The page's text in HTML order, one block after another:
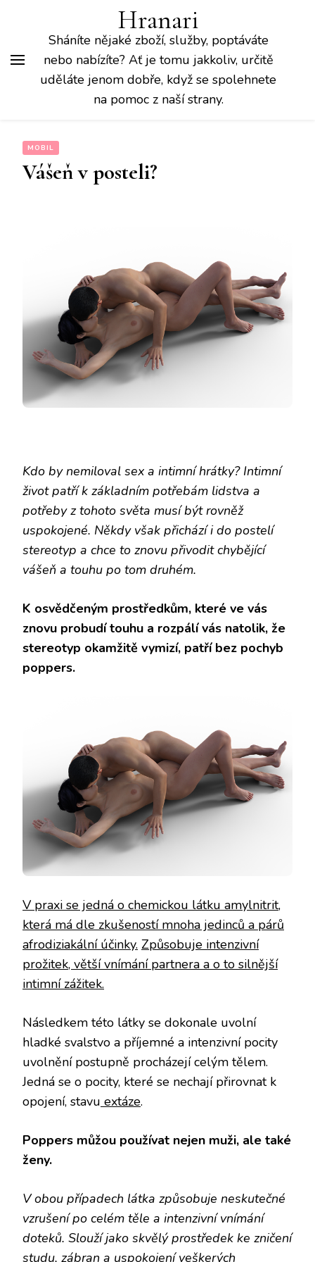
Hranari
Sháníte nějaké zboží, služby, poptáváte
nebo nabízíte? Ať je tomu jakkoliv, určitě
uděláte jenom dobře, když se spolehnete
na pomoc z naší strany.
MOBIL
Vášeň v posteli?
Kdo by nemiloval sex a intimní hrátky? Intimní
život patří k základním potřebám lidstva a
potřeby z tohoto světa musí být rovněž
uspokojené. Někdy však přichází i do postelí
stereotyp a chce to znovu přivodit chybějící
vášeň a touhu po tom druhém.
K osvědčeným prostředkům, které ve vás
znovu probudí touhu a rozpálí vás natolik, že
stereotyp okamžitě vymizí, patří bez pochyb
poppers.
V praxi se jedná o chemickou látku amylnitrit,
která má dle zkušeností mnoha jedinců a párů
afrodiziakální účinky. Způsobuje intenzivní
prožitek, větší vnímání partnera a o to silnější
intimní zážitek.
Následkem této látky se dokonale uvolní
hladké svalstvo a příjemné a intenzivní pocity
uvolnění postupně procházejí celým tělem.
Jedná se o pocity, které se nechají přirovnat k
opojení, stavu extáze.
Poppers můžou používat nejen muži, ale také
ženy.
V obou případech látka způsobuje neskutečné
vzrušení po celém těle a intenzivní vnímání
doteků. Slouží jako skvělý prostředek ke zničení
studu, zábran a uspokojení veškerých